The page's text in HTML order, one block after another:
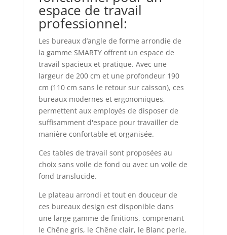
espace de travail
professionnel:
Les bureaux d’angle de forme arrondie de
la gamme SMARTY offrent un espace de
travail spacieux et pratique. Avec une
largeur de 200 cm et une profondeur 190
cm (110 cm sans le retour sur caisson), ces
bureaux modernes et ergonomiques,
permettent aux employés de disposer de
suffisamment d'espace pour travailler de
manière confortable et organisée.
Ces tables de travail sont proposées au
choix sans voile de fond ou avec un voile de
fond translucide.
Le plateau arrondi et tout en douceur de
ces bureaux design est disponible dans
une large gamme de finitions, comprenant
le Chêne gris, le Chêne clair, le Blanc perle,